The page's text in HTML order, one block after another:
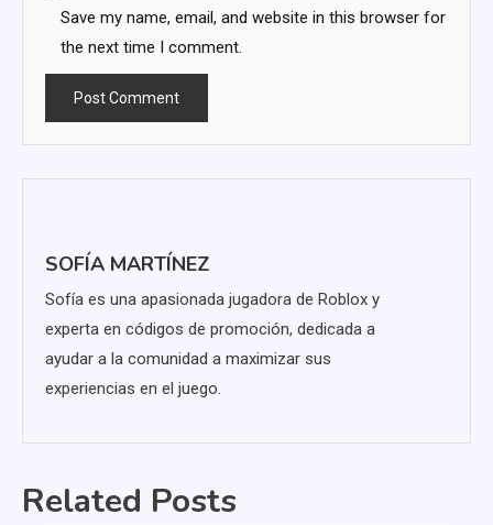
Save my name, email, and website in this browser for
the next time I comment.
SOFÍA MARTÍNEZ
Sofía es una apasionada jugadora de Roblox y
experta en códigos de promoción, dedicada a
ayudar a la comunidad a maximizar sus
experiencias en el juego.
Related Posts